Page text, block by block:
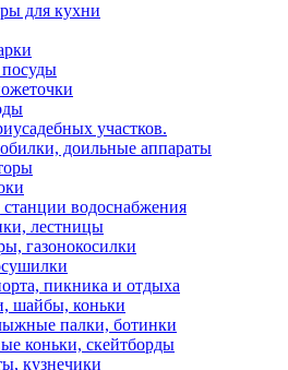
для кухни
участков.
доильные аппараты
водоснабжения
лестницы
газонокосилки
пикника и отдыха
шайбы, коньки
палки, ботинки
коньки, скейтборды
кузнечики